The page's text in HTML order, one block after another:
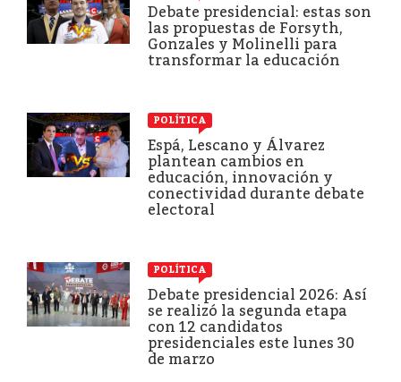
Debate presidencial: estas son
las propuestas de Forsyth,
Gonzales y Molinelli para
transformar la educación
POLÍTICA
Espá, Lescano y Álvarez
plantean cambios en
educación, innovación y
conectividad durante debate
electoral
POLÍTICA
Debate presidencial 2026: Así
se realizó la segunda etapa
con 12 candidatos
presidenciales este lunes 30
de marzo